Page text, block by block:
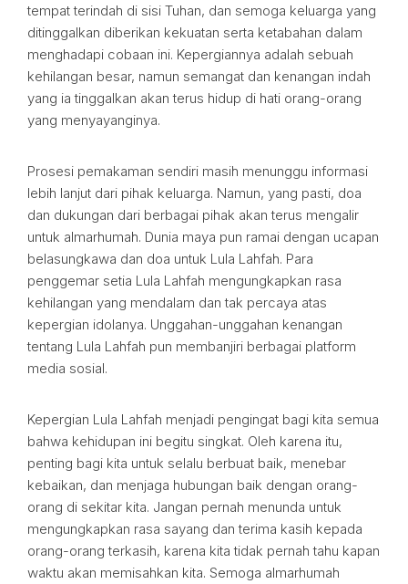
tempat terindah di sisi Tuhan, dan semoga keluarga yang
ditinggalkan diberikan kekuatan serta ketabahan dalam
menghadapi cobaan ini. Kepergiannya adalah sebuah
kehilangan besar, namun semangat dan kenangan indah
yang ia tinggalkan akan terus hidup di hati orang-orang
yang menyayanginya.
Prosesi pemakaman sendiri masih menunggu informasi
lebih lanjut dari pihak keluarga. Namun, yang pasti, doa
dan dukungan dari berbagai pihak akan terus mengalir
untuk almarhumah. Dunia maya pun ramai dengan ucapan
belasungkawa dan doa untuk Lula Lahfah. Para
penggemar setia Lula Lahfah mengungkapkan rasa
kehilangan yang mendalam dan tak percaya atas
kepergian idolanya. Unggahan-unggahan kenangan
tentang Lula Lahfah pun membanjiri berbagai platform
media sosial.
Kepergian Lula Lahfah menjadi pengingat bagi kita semua
bahwa kehidupan ini begitu singkat. Oleh karena itu,
penting bagi kita untuk selalu berbuat baik, menebar
kebaikan, dan menjaga hubungan baik dengan orang-
orang di sekitar kita. Jangan pernah menunda untuk
mengungkapkan rasa sayang dan terima kasih kepada
orang-orang terkasih, karena kita tidak pernah tahu kapan
waktu akan memisahkan kita. Semoga almarhumah